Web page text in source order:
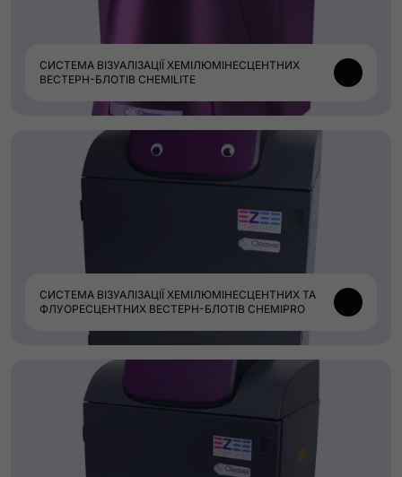
СИСТЕМА ВІЗУАЛІЗАЦІЇ ХЕМІЛЮМІНЕСЦЕНТНИХ
ВЕСТЕРН-БЛОТІВ CHEMILITE
СИСТЕМА ВІЗУАЛІЗАЦІЇ ХЕМІЛЮМІНЕСЦЕНТНИХ ТА
ФЛУОРЕСЦЕНТНИХ ВЕСТЕРН-БЛОТІВ CHEMIPRO